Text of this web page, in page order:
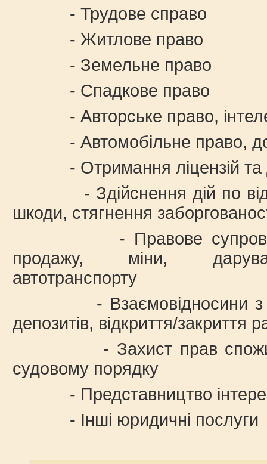
- Трудове справо
- Житлове право
- Земельне право
- Спадкове право
- Авторське право,
- Автомобільне право,
- Отримання ліцензій та
- Здійснення дій по
шкоди, стягнення
- Правове
продажу, міни,
автотранспорту
- Взаємовідносини з
депозитів, відкриття/закриття
- Захист прав
судовому порядку
- Представництво
- Інші юридичні послуги